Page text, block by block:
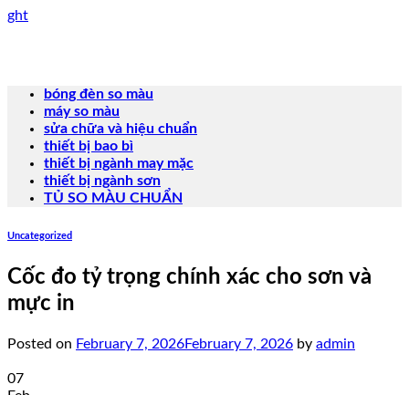
Skip
ght
bóng đèn so màu
máy so màu
sửa chữa và hiệu chuẩn
thiết bị bao bì
thiết bị ngành may mặc
thiết bị ngành sơn
TỦ SO MÀU CHUẨN
Uncategorized
Cốc đo tỷ trọng chính xác cho sơn và
mực in
Posted on February 7, 2026February 7, 2026 by admin
07